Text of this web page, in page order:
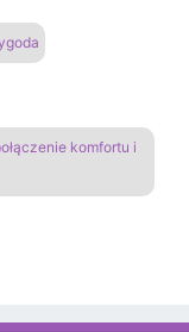
komfortu i